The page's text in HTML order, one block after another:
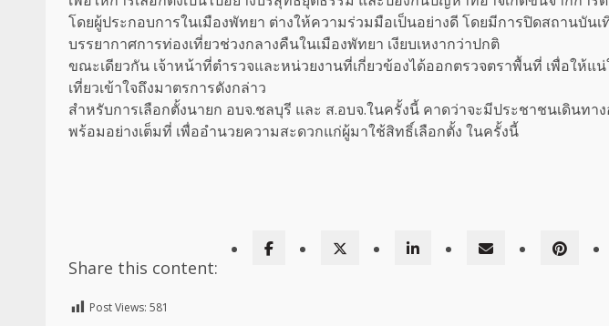
โดยผู้ประกอบการในเมืองพัทยา ต่างให้ความร่วมมือเป็นอย่างดี โดยมีการปิดสถานบั
บรรยากาศการท่องเที่ยวช่วงกลางคืนในเมืองพัทยา เงียบเหงากว่าปกติ
ขณะเดียวกัน เจ้าหน้าที่ตำรวจและหน่วยงานที่เกี่ยวข้องได้ออกตรวจตราพื้นที่ เพื่อใ
เที่ยวเข้าใจถึงมาตรการดังกล่าว
สำหรับการเลือกตั้งนายก อบจ.ชลบุรี และ ส.อบจ.ในครั้งนี้ คาดว่าจะมีประชาชนเดินท
พร้อมอย่างเต็มที่ เพื่ออำนวยความสะดวกแก่ผู้มาใช้สิทธิ์เลือกตั้ง ในครั้งนี้
Share this content:
Post Views: 581